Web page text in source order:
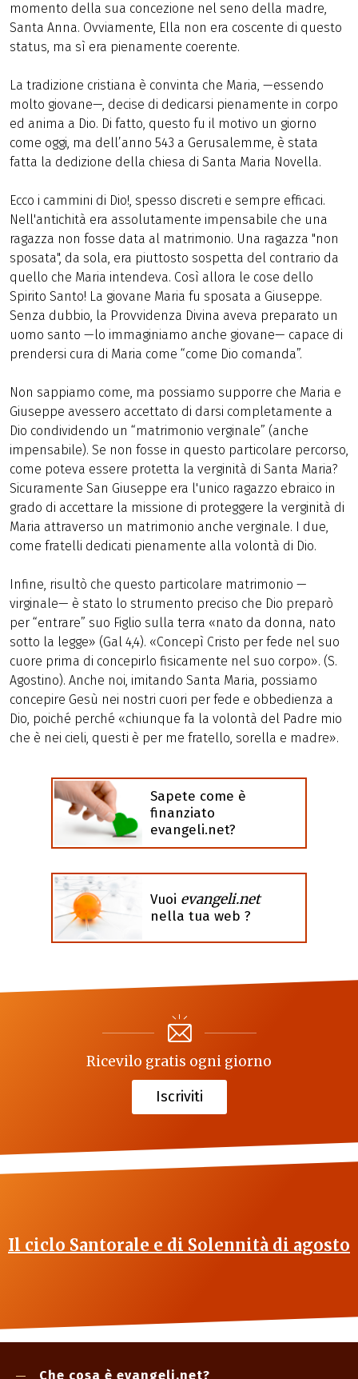
momento della sua concezione nel seno della madre,
Santa Anna. Ovviamente, Ella non era coscente di questo
status, ma sì era pienamente coerente.
La tradizione cristiana è convinta che Maria, —essendo
molto giovane—, decise di dedicarsi pienamente in corpo
ed anima a Dio. Di fatto, questo fu il motivo un giorno
come oggi, ma dell’anno 543 a Gerusalemme, è stata
fatta la dedizione della chiesa di Santa Maria Novella.
Ecco i cammini di Dio!, spesso discreti e sempre efficaci.
Nell'antichità era assolutamente impensabile che una
ragazza non fosse data al matrimonio. Una ragazza "non
sposata", da sola, era piuttosto sospetta del contrario da
quello che Maria intendeva. Così allora le cose dello
Spirito Santo! La giovane Maria fu sposata a Giuseppe.
Senza dubbio, la Provvidenza Divina aveva preparato un
uomo santo —lo immaginiamo anche giovane— capace di
prendersi cura di Maria come “come Dio comanda”.
Non sappiamo come, ma possiamo supporre che Maria e
Giuseppe avessero accettato di darsi completamente a
Dio condividendo un “matrimonio verginale” (anche
impensabile). Se non fosse in questo particolare percorso,
come poteva essere protetta la verginità di Santa Maria?
Sicuramente San Giuseppe era l'unico ragazzo ebraico in
grado di accettare la missione di proteggere la verginità di
Maria attraverso un matrimonio anche verginale. I due,
come fratelli dedicati pienamente alla volontà di Dio.
Infine, risultò che questo particolare matrimonio —
virginale— è stato lo strumento preciso che Dio preparò
per “entrare” suo Figlio sulla terra «nato da donna, nato
sotto la legge» (Gal 4,4). «Concepì Cristo per fede nel suo
cuore prima di concepirlo fisicamente nel suo corpo». (S.
Agostino). Anche noi, imitando Santa Maria, possiamo
concepire Gesù nei nostri cuori per fede e obbedienza a
Dio, poiché perché «chiunque fa la volontà del Padre mio
che è nei cieli, questi è per me fratello, sorella e madre».
Sapete come è
finanziato
evangeli.net?
Vuoi evangeli.net
nella tua web ?
Ricevilo gratis ogni giorno
Iscriviti
Il ciclo Santorale e di Solennità di agosto
Che cosa è evangeli.net?